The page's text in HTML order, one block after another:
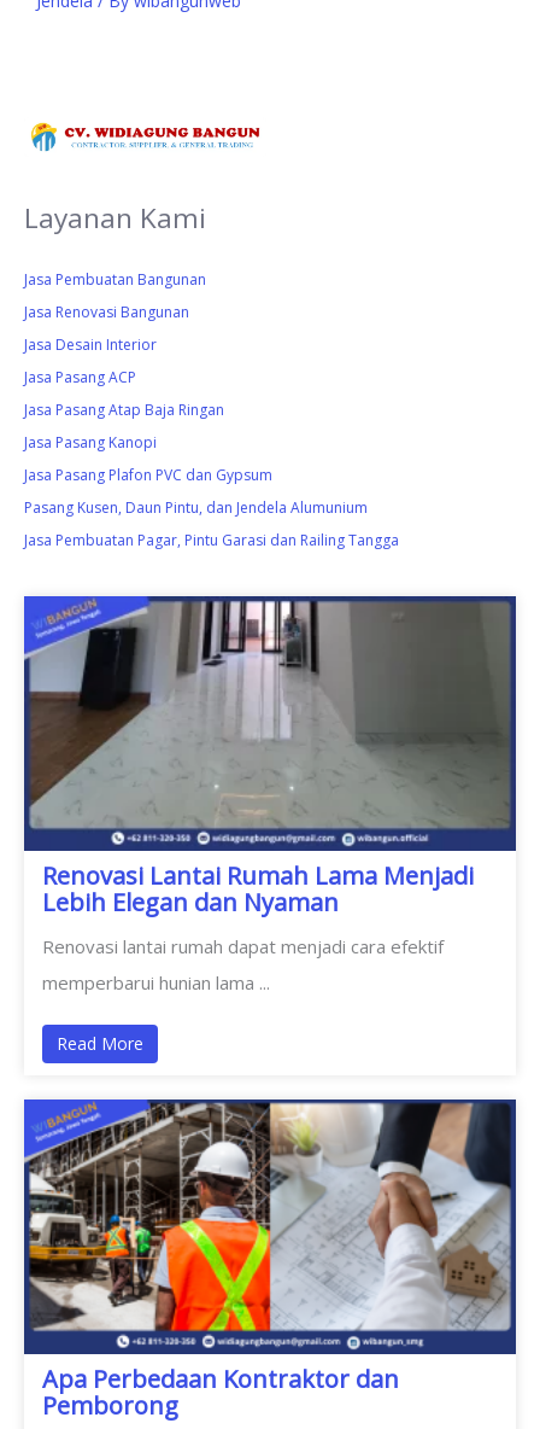
Layanan Kami
Jasa Pembuatan Bangunan
Jasa Renovasi Bangunan
Jasa Desain Interior
Jasa Pasang ACP
Jasa Pasang Atap Baja Ringan
Jasa Pasang Kanopi
Jasa Pasang Plafon PVC dan Gypsum
Pasang Kusen, Daun Pintu, dan Jendela Alumunium
Jasa Pembuatan Pagar, Pintu Garasi dan Railing Tangga
Renovasi Lantai Rumah Lama Menjadi
Lebih Elegan dan Nyaman
Renovasi lantai rumah dapat menjadi cara efektif
memperbarui hunian lama ...
Read More
Apa Perbedaan Kontraktor dan
Pemborong